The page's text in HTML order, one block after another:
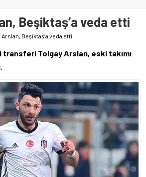
Beşiktaş’a veda etti
Arslan, Beşiktaş’a veda etti
transferi Tolgay Arslan, eski takımı